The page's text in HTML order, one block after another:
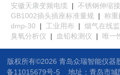
安徽天康变频电缆
| 不锈钢伸缩
GB1002插头插座标准量规 | 称重
dmp-30
| 工业用布 | 烟气在线
臭氧分析仪
| 血铅检测仪 | 唯一
版权所有©2026 青岛众瑞智能仪
备11015679号-5
地址：青岛市